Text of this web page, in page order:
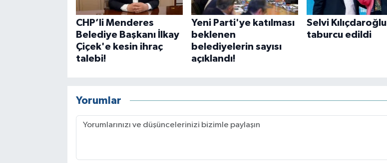
CHP’li Menderes
Belediye Başkanı İlkay
Çiçek'e kesin ihraç
talebi!
Yeni Parti'ye katılması
beklenen
belediyelerin sayısı
açıklandı!
Selvi Kılıçdaroğlu
taburcu edildi
Yorumlar